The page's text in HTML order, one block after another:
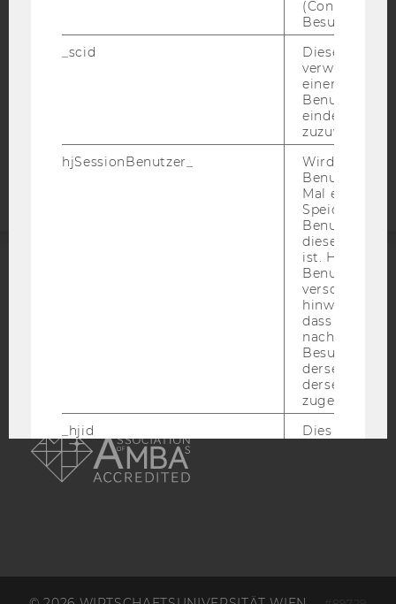
DATENSCHUTZERKLÄRUNG SOCIAL MEDIA
STUDIENBEWERBER*INNEN UND STUDIERENDE
Barrierefreiheitserklärung
Webseite
AMBA
(Consent)
Besuchers.
_scid
Dieses
verwendet,
einem/einer
Benutzer*in
eindeutige ID
zuzuweisen
hjSessionBenutzer_
Wird gesetzt,
Benutzer
Mal eine
Speichert die
Benutzer-ID,
diese Seite
ist. Hotjar
Benutzer
verschiedene
hinweg.Stellt
dass Daten
Besuchen auf
derselben
derselben
zugeordnet
_hjid
Dies ist ein